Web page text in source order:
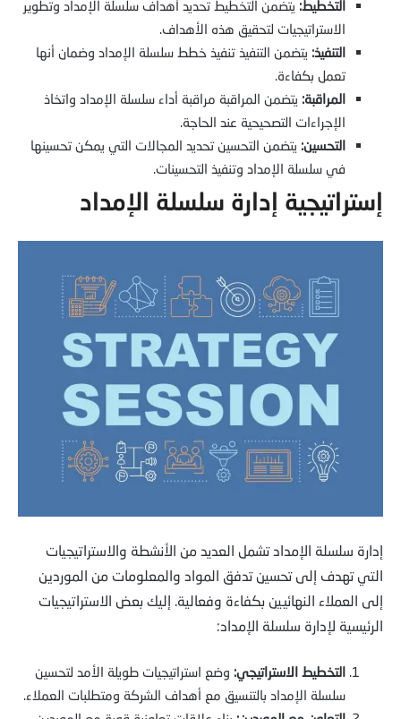
التخطيط: يتضمن التخطيط تحديد أهداف سلسلة الإمداد وتطوير
الاستراتيجيات لتحقيق هذه الأهداف.
التنفيذ: يتضمن التنفيذ تنفيذ خطط سلسلة الإمداد وضمان أنها
تعمل بكفاءة.
المراقبة: يتضمن المراقبة مراقبة أداء سلسلة الإمداد واتخاذ
الإجراءات التصحيحية عند الحاجة.
التحسين: يتضمن التحسين تحديد المجالات التي يمكن تحسينها
في سلسلة الإمداد وتنفيذ التحسينات.
إستراتيجية إدارة سلسلة الإمداد
إدارة سلسلة الإمداد تشمل العديد من الأنشطة والاستراتيجيات
التي تهدف إلى تحسين تدفق المواد والمعلومات من الموردين
إلى العملاء النهائيين بكفاءة وفعالية. إليك بعض الاستراتيجيات
الرئيسية لإدارة سلسلة الإمداد:
التخطيط الاستراتيجي: وضع استراتيجيات طويلة الأمد لتحسين
سلسلة الإمداد بالتنسيق مع أهداف الشركة ومتطلبات العملاء.